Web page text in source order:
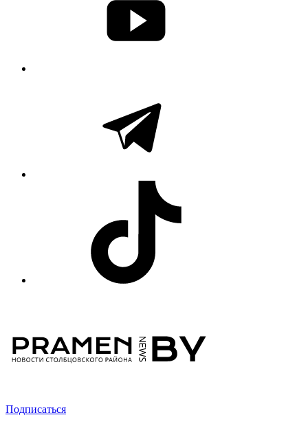
Подписаться